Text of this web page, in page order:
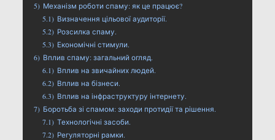
5) Механізм роботи спаму: як це працює?
5.1) Визначення цільової аудиторії.
5.2) Розсилка спаму.
5.3) Економічні стимули.
6) Вплив спаму: загальний огляд.
6.1) Вплив на звичайних людей.
6.2) Вплив на бізнеси.
6.3) Вплив на інфраструктуру інтернету.
7) Боротьба зі спамом: заходи протидії та рішення.
7.1) Технологічні засоби.
7.2) Регуляторні рамки.